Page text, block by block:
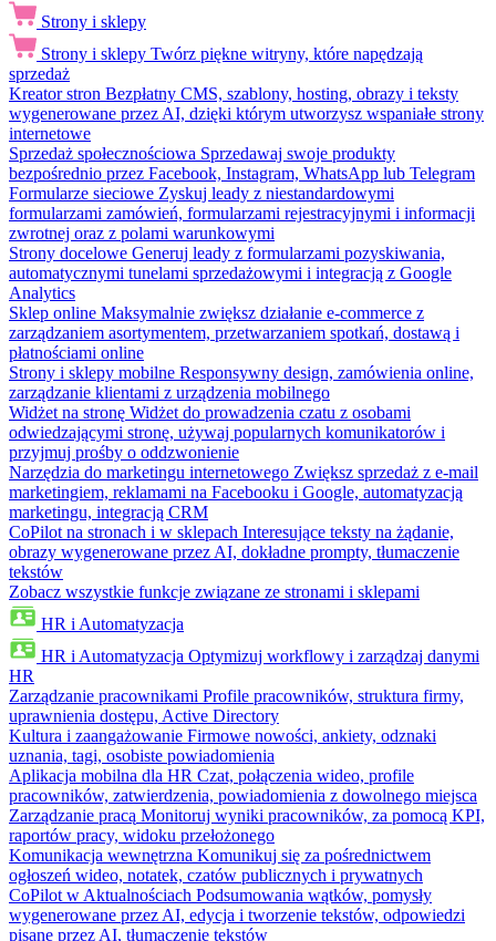
Strony i sklepy
Strony i sklepy Twórz piękne witryny, które napędzają
sprzedaż
Kreator stron Bezpłatny CMS, szablony, hosting, obrazy i teksty
wygenerowane przez AI, dzięki którym utworzysz wspaniałe strony
internetowe
Sprzedaż społecznościowa Sprzedawaj swoje produkty
bezpośrednio przez Facebook, Instagram, WhatsApp lub Telegram
Formularze sieciowe Zyskuj leady z niestandardowymi
formularzami zamówień, formularzami rejestracyjnymi i informacji
zwrotnej oraz z polami warunkowymi
Strony docelowe Generuj leady z formularzami pozyskiwania,
automatycznymi tunelami sprzedażowymi i integracją z Google
Analytics
Sklep online Maksymalnie zwiększ działanie e-commerce z
zarządzaniem asortymentem, przetwarzaniem spotkań, dostawą i
płatnościami online
Strony i sklepy mobilne Responsywny design, zamówienia online,
zarządzanie klientami z urządzenia mobilnego
Widżet na stronę Widżet do prowadzenia czatu z osobami
odwiedzającymi stronę, używaj popularnych komunikatorów i
przyjmuj prośby o oddzwonienie
Narzędzia do marketingu internetowego Zwiększ sprzedaż z e-mail
marketingiem, reklamami na Facebooku i Google, automatyzacją
marketingu, integracją CRM
CoPilot na stronach i w sklepach Interesujące teksty na żądanie,
obrazy wygenerowane przez AI, dokładne prompty, tłumaczenie
tekstów
Zobacz wszystkie funkcje związane ze stronami i sklepami
HR i Automatyzacja
HR i Automatyzacja Optymizuj workflowy i zarządzaj danymi
HR
Zarządzanie pracownikami Profile pracowników, struktura firmy,
uprawnienia dostępu, Active Directory
Kultura i zaangażowanie Firmowe nowości, ankiety, odznaki
uznania, tagi, osobiste powiadomienia
Aplikacja mobilna dla HR Czat, połączenia wideo, profile
pracowników, zatwierdzenia, powiadomienia z dowolnego miejsca
Zarządzanie pracą Monitoruj wyniki pracowników, za pomocą KPI,
raportów pracy, widoku przełożonego
Komunikacja wewnętrzna Komunikuj się za pośrednictwem
ogłoszeń wideo, notatek, czatów publicznych i prywatnych
CoPilot w Aktualnościach Podsumowania wątków, pomysły
wygenerowane przez AI, edycja i tworzenie tekstów, odpowiedzi
pisane przez AI, tłumaczenie tekstów